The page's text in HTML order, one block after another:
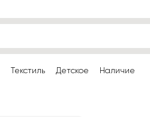
Текстиль Детское Наличие